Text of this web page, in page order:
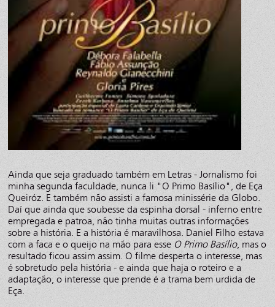
Ainda que seja graduado também em Letras - Jornalismo foi
minha segunda faculdade, nunca li "O Primo Basílio", de Eça
Queiróz. E também não assisti a famosa minissérie da Globo.
Daí que ainda que soubesse da espinha dorsal - inferno entre
empregada e patroa, não tinha muitas outras informações
sobre a história. E a história é maravilhosa. Daniel Filho estava
com a faca e o queijo na mão para esse O Primo Basílio, mas o
resultado ficou assim assim. O filme desperta o interesse, mas
é sobretudo pela história - e ainda que haja o roteiro e a
adaptação, o interesse que prende é a trama bem urdida de
Eça.